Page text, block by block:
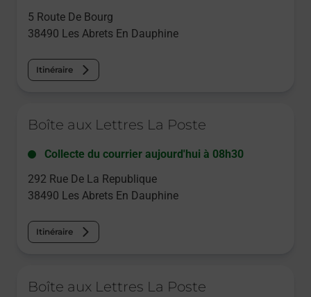
5 Route De Bourg
38490 Les Abrets En Dauphine
Itinéraire
Boîte aux Lettres La Poste
Collecte du courrier aujourd'hui à 08h30
292 Rue De La Republique
38490 Les Abrets En Dauphine
Itinéraire
Boîte aux Lettres La Poste